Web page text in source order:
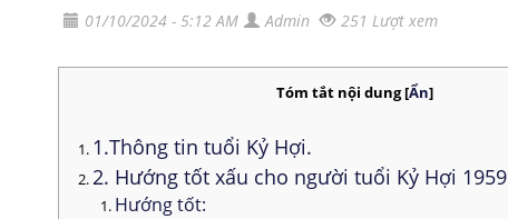
01/10/2024 - 5:12 AM Admin 251 Lượt xem
Tóm tắt nội dung[Ẩn]
1.Thông tin tuổi Kỷ Hợi.
2. Hướng tốt xấu cho người tuổi Kỷ Hợi 1959
Hướng tốt: